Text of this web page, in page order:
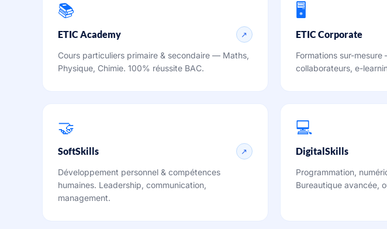
📚
ETIC Academy ↗
Cours particuliers primaire & secondaire — Maths,
Physique, Chimie. 100% réussite BAC.
🖥️
ETIC Corporate
Formations sur-
collaborateurs, e-
🤝
SoftSkills ↗
Développement personnel & compétences
humaines. Leadership, communication,
management.
💻
DigitalSkills
Programmation,
Bureautique avancée,